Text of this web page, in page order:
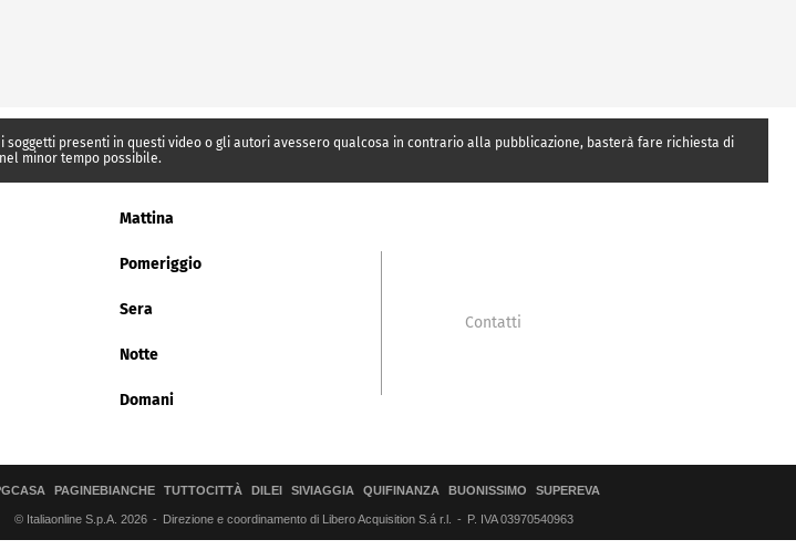
presenti in questi video o gli autori avessero qualcosa in contrario alla pubblicazione, basterà fare richiesta di
minor tempo possibile.
Mattina
Pomeriggio
Sera
Notte
Domani
Contatti
PAGINEBIANCHE TUTTOCITTÀ DILEI SIVIAGGIA QUIFINANZA BUONISSIMO SUPEREVA
© Italiaonline S.p.A. 2026 Direzione e coordinamento di Libero Acquisition S.á r.l. P. IVA 03970540963